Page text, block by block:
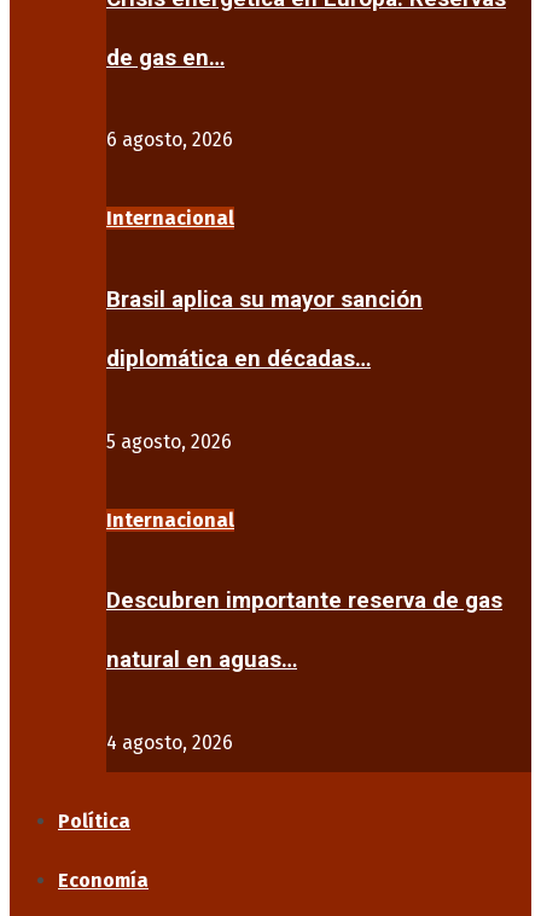
de gas en…
6 agosto, 2026
Internacional
Brasil aplica su mayor sanción
diplomática en décadas…
5 agosto, 2026
Internacional
Descubren importante reserva de gas
natural en aguas…
4 agosto, 2026
Política
Economía